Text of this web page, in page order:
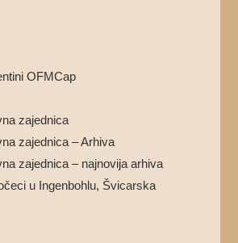
OFMCap
zajednica
zajednica – Arhiva
zajednica – najnovija arhiva
u Ingenbohlu, Švicarska